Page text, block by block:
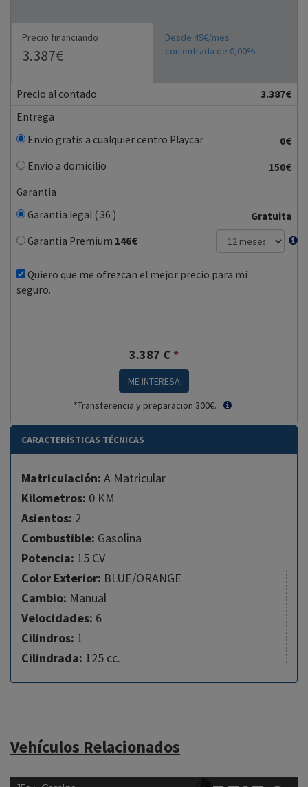
Precio financiando
3.387€
Desde 49€/mes
con entrada de 0,00%
Precio al contado
3.387€
Entrega
Envio gratis a cualquier centro Playcar
0€
Envio a domicilio
150€
Garantia
Garantia legal ( 36 )
Gratuita
Garantia Premium 146€
Quiero que me ofrezcan el mejor precio para mi
seguro.
3.387 € *
ME INTERESA
*Transferencia y preparacion 300€.
CARACTERÍSTICAS TÉCNICAS
Matriculación: A Matricular
Kilometros: 0 KM
Asientos: 2
Combustible: Gasolina
Potencia: 15 CV
Color Exterior: BLUE/ORANGE
Cambio: Manual
Velocidades: 6
Cilindros: 1
Cilindrada: 125 cc.
Vehículos Relacionados